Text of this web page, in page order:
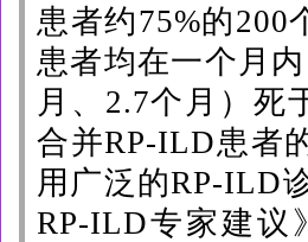
患者约75%的
患者均在一个月
月、2.7个月）死
合并RP-ILD患者
用广泛的RP-ILD
RP-ILD专家建议